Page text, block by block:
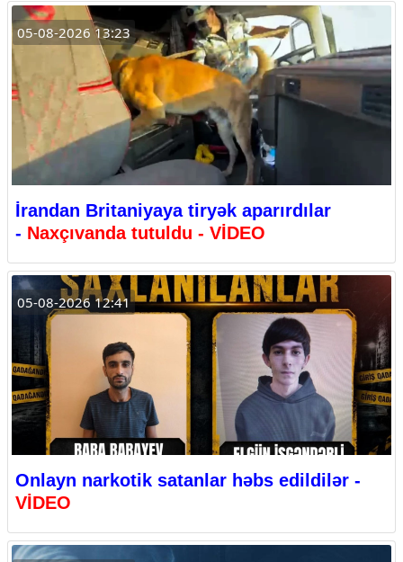
05-08-2026 13:23
İrandan Britaniyaya tiryək aparırdılar
- Naxçıvanda tutuldu - VİDEO
05-08-2026 12:41
Onlayn narkotik satanlar həbs edildilər -
VİDEO